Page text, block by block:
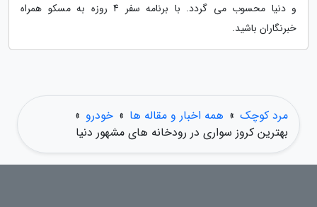
و دنیا محسوب می گردد. با برنامه سفر 4 روزه به مسکو همراه
خبرنگاران باشید.
مرد کوچک » همه اخبار و مقاله ها » خودرو »
بهترین کروز سواری در رودخانه های مشهور دنیا